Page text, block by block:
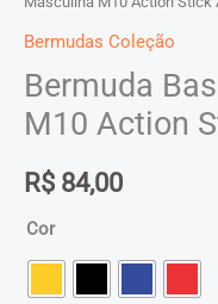
Bermudas Coleção
Bermuda
M10 Action
R$ 84,00
Cor